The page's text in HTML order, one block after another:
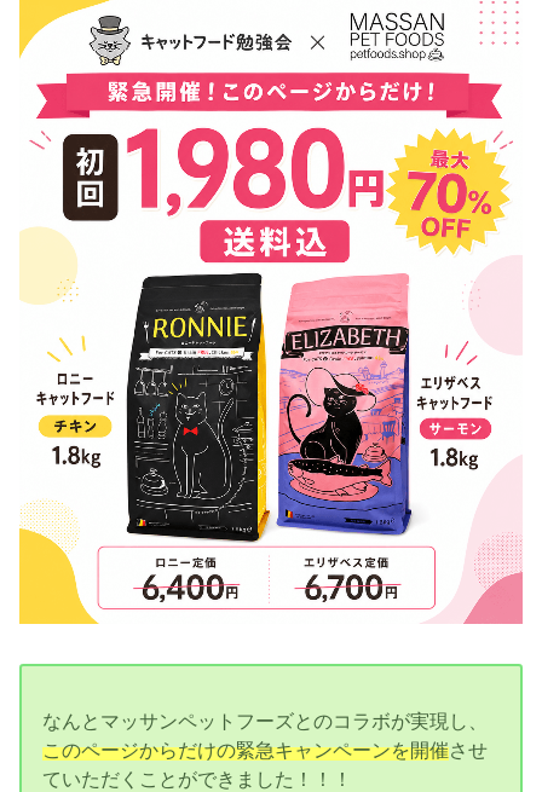
なんとマッサンペットフーズとのコラボが実現し、
このページからだけの緊急キャンペーンを開催させ
ていただくことができました！！！